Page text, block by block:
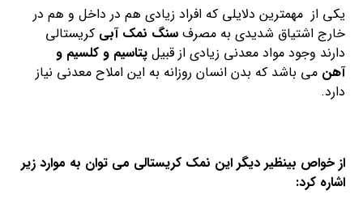
یکی از مهمترین دلایلی که افراد زیادی هم در داخل و هم در
خارج اشتیاق شدیدی به مصرفسنگ نمک آبی کریستالی
دارند وجود مواد معدنی زیادی از قبیل پتاسیم و کلسیم و
آهن می باشد که بدن انسان روزانه به این املاح معدنی نیاز
دارد.
از خواص بینظیر دیگر این نمک کریستالی می توان به موارد زیر
اشاره کرد: